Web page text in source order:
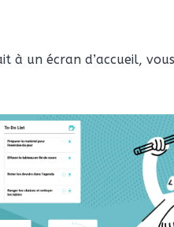
à un écran d’accueil, vous